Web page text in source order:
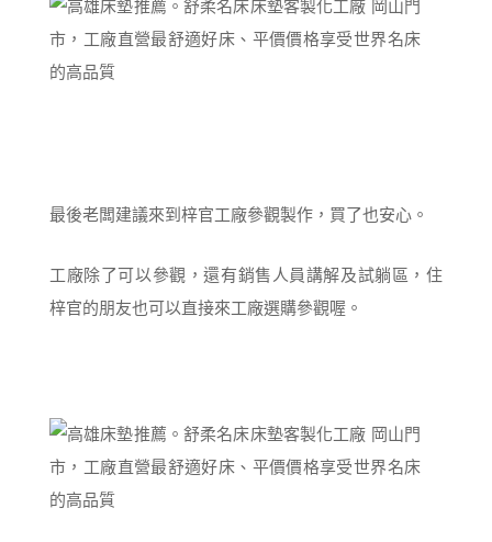
最後老闆建議來到梓官工廠參觀製作，買了也安心。
工廠除了可以參觀，還有銷售人員講解及試躺區，住
梓官的朋友也可以直接來工廠選購參觀喔。